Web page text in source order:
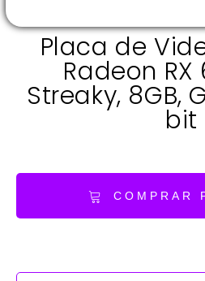
Placa de
Radeon RX
Streaky, 8GB,
bit
COMPRAR